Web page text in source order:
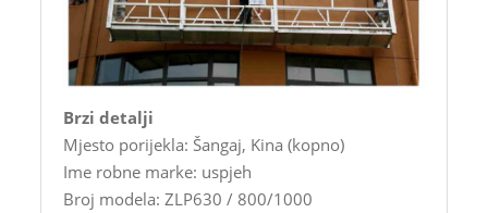
Brzi detalji
Mjesto porijekla: Šangaj, Kina (kopno)
Ime robne marke: uspjeh
Broj modela: ZLP630 / 800/1000